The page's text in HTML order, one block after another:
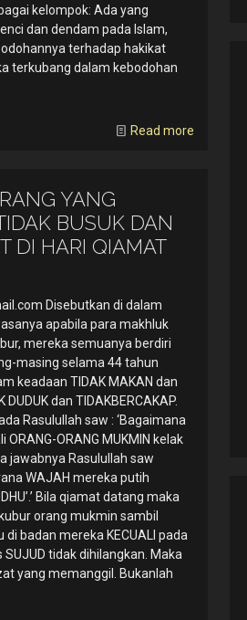
kelompok: Ada yang
dan dendam pada Islam,
terhadap hakikat
terkubang dalam kebodohan
Read more
YANG
BUSUK DAN
DI HARI QIAMAT
Disebutkan di dalam
apabila para makhluk
mereka semuanya berdiri
masing selama 44 tahun
keadaan TIDAK MAKAN dan
DUDUK dan TIDAKBERCAKAP.
Rasulullah saw : ‘Bagaimana
ORANG MUKMIN kelak
jawabnya Rasulullah saw
WAJAH mereka putih
Bila qiamat datang maka
orang mukmin sambil
badan mereka KECUALI pada
tidak dihilangkan. Maka
yang memanggil. Bukanlah